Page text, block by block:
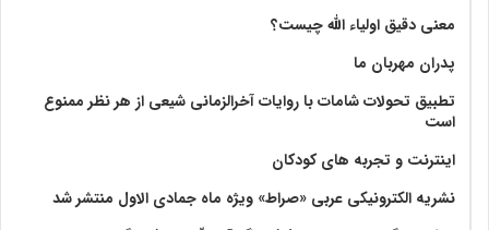
معنی دقیق اولیاء الله چیست؟
پدران مهربان ما
تطبیق تحولات شامات با روایات آخرالزمانی شیعی از هر نظر ممنوع
است
اینترنت و تجربه های کودکان
نشریه الکترونیکی عربی «صراط» ویژه ماه جمادی الاول منتشر شد